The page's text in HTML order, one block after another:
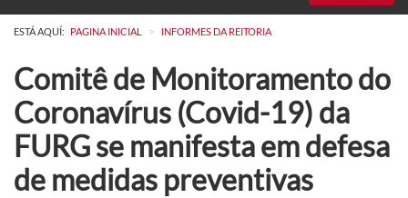
ESTÁ AQUÍ: PAGINA INICIAL > INFORMES DA REITORIA
Comitê de Monitoramento do
Coronavírus (Covid-19) da
FURG se manifesta em defesa
de medidas preventivas